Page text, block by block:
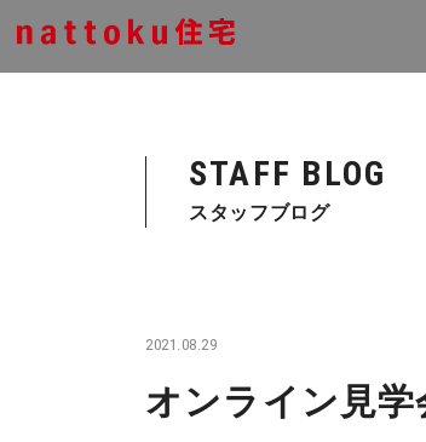
STAFF BLOG
スタッフブログ
2021.08.29
オンライン見学